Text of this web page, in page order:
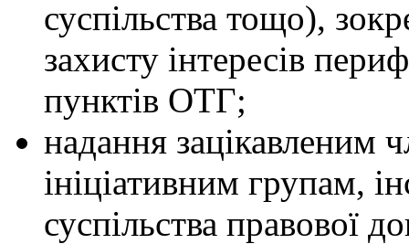
суспільства тощо),
захисту інтересів
пунктів ОТГ;
надання зацікавленим
ініціативним групам,
суспільства правової